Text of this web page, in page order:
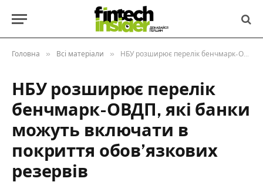
Головна » Всі матеріали » НБУ розширює перелік бенчмарк-ОВДП, які банки можуть включати в покриття обов’язкових резервів
НБУ розширює перелік
бенчмарк-ОВДП, які банки
можуть включати в
покриття обов’язкових
резервів